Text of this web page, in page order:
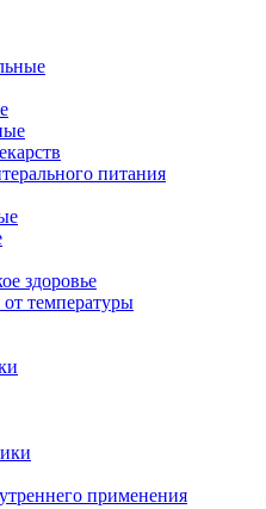
питания
здоровье
температуры
применения